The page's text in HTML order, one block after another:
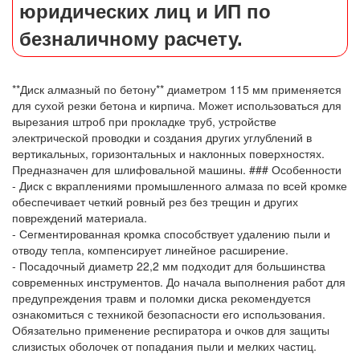
юридических лиц и ИП по
безналичному расчету.
**Диск алмазный по бетону** диаметром 115 мм применяется
для сухой резки бетона и кирпича. Может использоваться для
вырезания штроб при прокладке труб, устройстве
электрической проводки и создания других углублений в
вертикальных, горизонтальных и наклонных поверхностях.
Предназначен для шлифовальной машины. ### Особенности
- Диск с вкраплениями промышленного алмаза по всей кромке
обеспечивает четкий ровный рез без трещин и других
повреждений материала.
- Сегментированная кромка способствует удалению пыли и
отводу тепла, компенсирует линейное расширение.
- Посадочный диаметр 22,2 мм подходит для большинства
современных инструментов. До начала выполнения работ для
предупреждения травм и поломки диска рекомендуется
ознакомиться с техникой безопасности его использования.
Обязательно применение респиратора и очков для защиты
слизистых оболочек от попадания пыли и мелких частиц.